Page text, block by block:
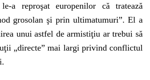
a reproşat europenilor că tratează
grosolan şi prin ultimatumuri”. El a
unui astfel de armistiţiu ar trebui să
„directe” mai largi privind conflictul